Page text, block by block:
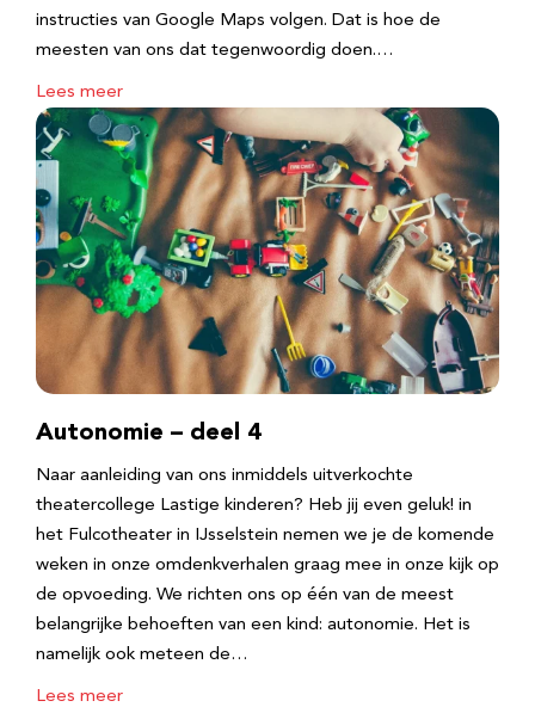
instructies van Google Maps volgen. Dat is hoe de
meesten van ons dat tegenwoordig doen.…
Lees meer
Autonomie – deel 4
Naar aanleiding van ons inmiddels uitverkochte
theatercollege Lastige kinderen? Heb jij even geluk! in
het Fulcotheater in IJsselstein nemen we je de komende
weken in onze omdenkverhalen graag mee in onze kijk op
de opvoeding. We richten ons op één van de meest
belangrijke behoeften van een kind: autonomie. Het is
namelijk ook meteen de…
Lees meer